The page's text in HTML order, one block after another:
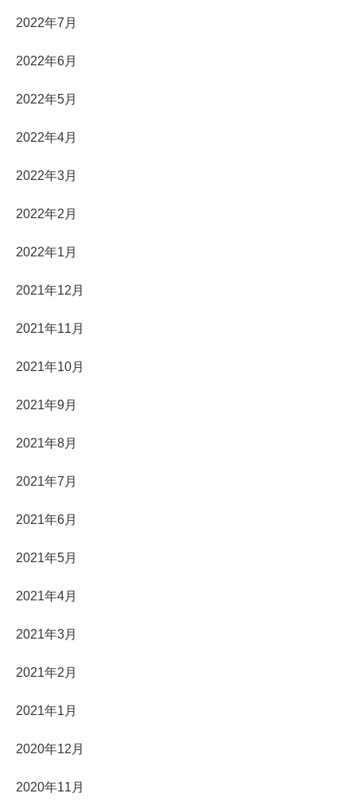
2022年7月
2022年6月
2022年5月
2022年4月
2022年3月
2022年2月
2022年1月
2021年12月
2021年11月
2021年10月
2021年9月
2021年8月
2021年7月
2021年6月
2021年5月
2021年4月
2021年3月
2021年2月
2021年1月
2020年12月
2020年11月